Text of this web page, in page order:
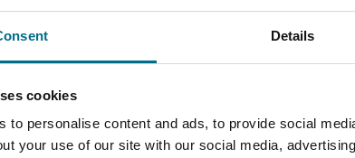
Details
cookies
to personalise content and ads, to provide social
your use of our site with our social media,
Hygienestandard, da nur der Schlauch
und reproduzierbare Dosierung
Auslegung für anspruchsvolle Medien und
Wartung dank schnellem Schlauchwechsel